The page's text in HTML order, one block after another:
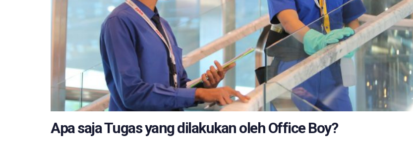
Apa saja Tugas yang dilakukan oleh Office Boy?